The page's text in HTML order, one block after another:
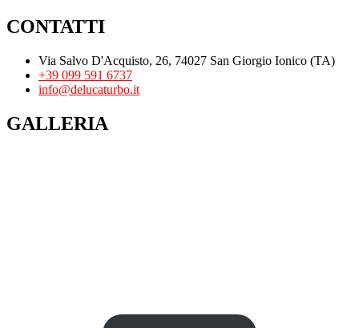
CONTATTI
Via Salvo D'Acquisto, 26, 74027 San Giorgio Ionico (TA)
+39 099 591 6737
info@delucaturbo.it
GALLERIA